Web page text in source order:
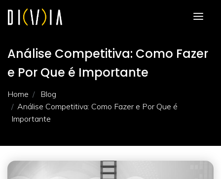
Análise Competitiva: Como Fazer
e Por Que é Importante
Home
Blog
Análise Competitiva: Como Fazer e Por Que é
Importante